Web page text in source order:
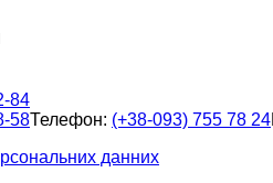
84
58Телефон: (+38-093) 755 78 24
данних